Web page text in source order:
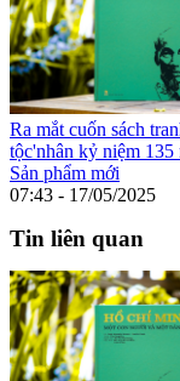
Ra mắt cuốn sách
tộc'nhân kỷ niệm 135
Sản phẩm mới
07:43 - 17/05/2025
Tin liên quan